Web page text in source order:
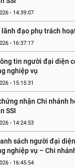
- 14:39:07
lãnh đạo phụ trách
- 16:37:17
tin người đại diện
nghiệp vụ
- 15:15:31
nhận Chi nhánh
SSI
- 14:24:53
sách người đại
nghiệp vụ – Chi
- 16:45:54